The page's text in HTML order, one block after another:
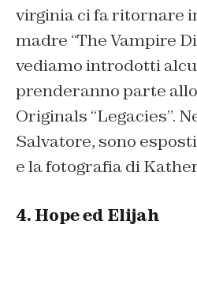
virginia ci fa ritornare
madre “The Vampire
vediamo introdotti
prenderanno parte
Originals “Legacies”.
Salvatore, sono
e la fotografia di
4. Hope ed Elijah